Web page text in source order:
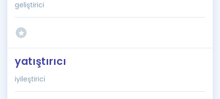
geliştirici
yatıştırıcı
iyileştirici